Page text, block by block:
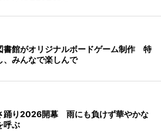
書館がオリジナルボードゲーム制作 特
、みんなで楽しんで
踊り2026開幕 雨にも負けず華やかな
呼ぶ